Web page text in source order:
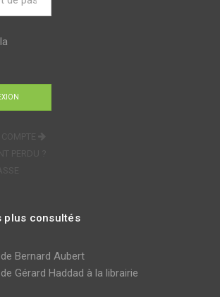
plus consultés
Bernard Aubert
Gérard Haddad à la librairie